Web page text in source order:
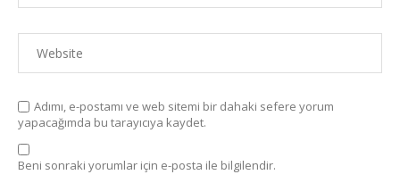
Adımı, e-postamı ve web sitemi bir dahaki sefere yorum
yapacağımda bu tarayıcıya kaydet.
Beni sonraki yorumlar için e-posta ile bilgilendir.